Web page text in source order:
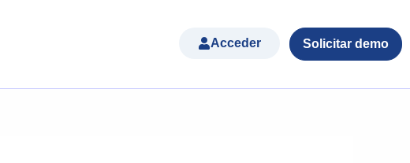
Acceder Solicitar demo